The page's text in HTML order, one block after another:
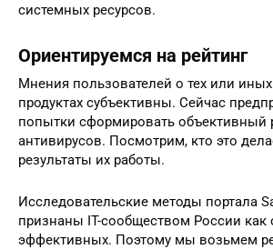
системных ресурсов.
Ориентируемся на рейтинг
Мнения пользователей о тех или
продуктах субъективны. Сейчас
попытки сформировать объективный
антивирусов. Посмотрим, кто это
результаты их работы.
Исследовательские методы портала
признаны IT-сообществом России
эффективных. Поэтому мы возьмем